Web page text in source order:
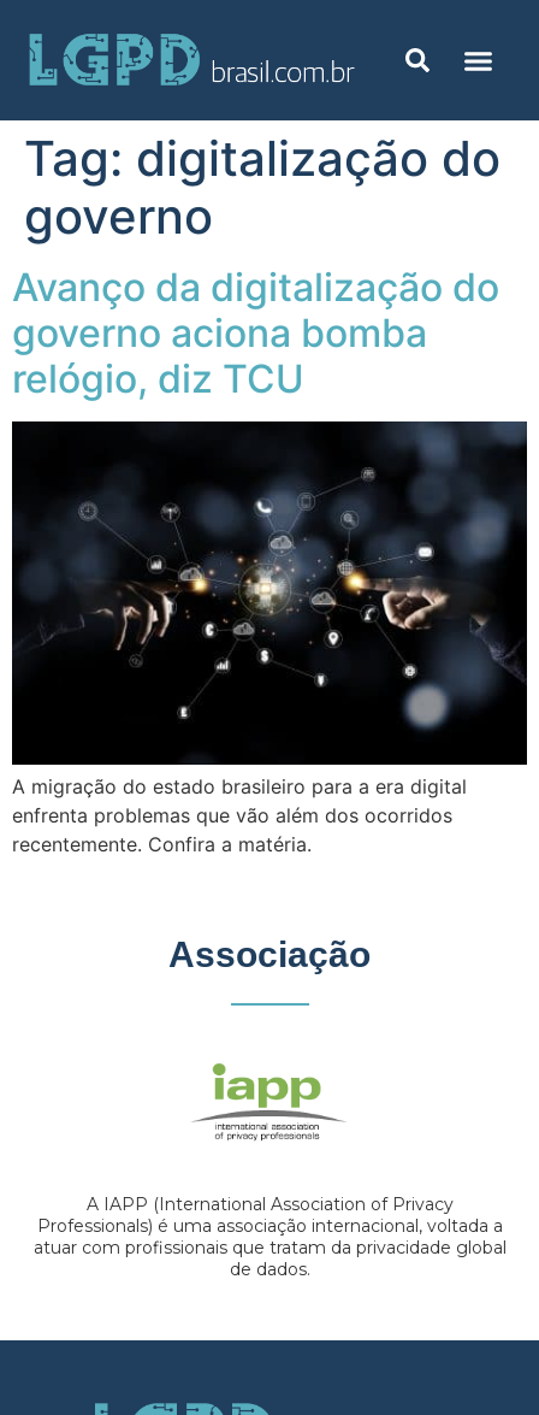
Tag: digitalização do
governo
Avanço da digitalização do
governo aciona bomba
relógio, diz TCU
A migração do estado brasileiro para a era digital
enfrenta problemas que vão além dos ocorridos
recentemente. Confira a matéria.
Associação
A IAPP (International Association of Privacy
Professionals) é uma associação internacional, voltada a
atuar com profissionais que tratam da privacidade global
de dados.